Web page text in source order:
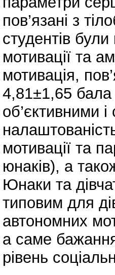
пов’язані з
студентів
мотивації та
мотивація,
4,81±1,65
об’єктивними
мотивації та
юнаків), а
Юнаки та
типовим для
автономних
а саме
рівень